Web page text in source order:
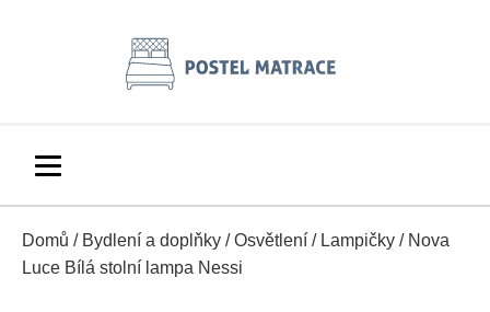
Domů / Bydlení a doplňky /Osvětlení / Lampičky / Nova
Luce Bílá stolní lampa Nessi